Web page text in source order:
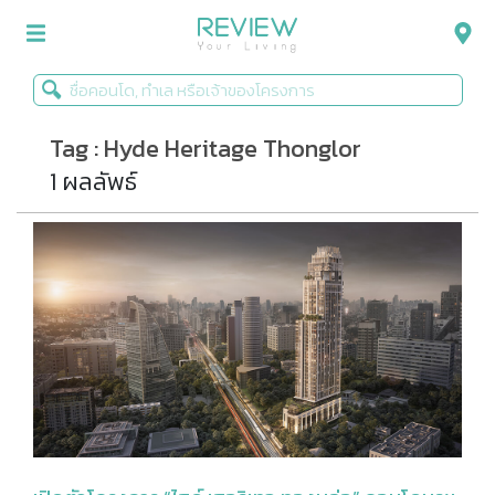
รีวิวคอนโด
รีวิวบ้าน
รีวิวทาวน์โฮม
Life+Style
Infographic
ข่าวโปรโมชั่น
Tag : Hyde Heritage Thonglor
1 ผลลัพธ์